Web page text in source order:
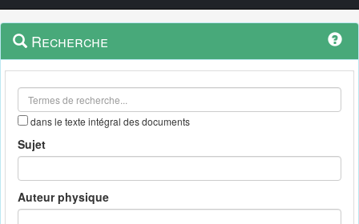
Navigation
outils
Menu
contextuel
Recherche
dans le texte intégral des documents
Sujet
Auteur physique